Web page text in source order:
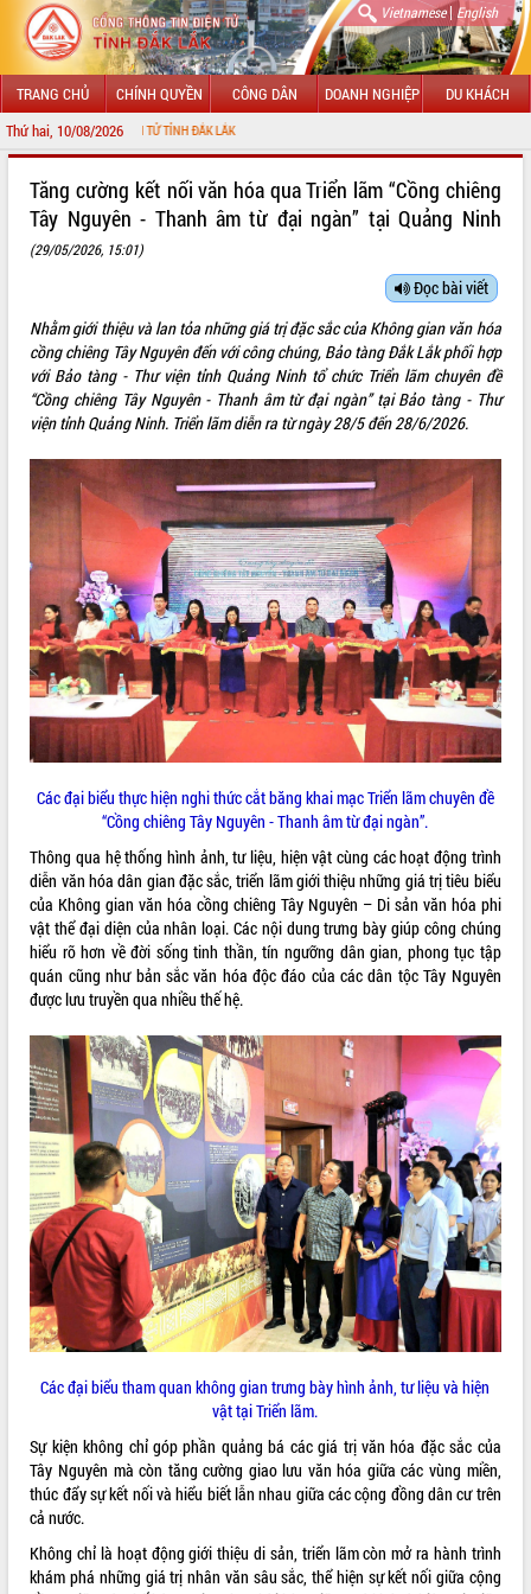
Vietnamese| English
TRANG CHỦ CHÍNH QUYỀN CÔNG DÂN DOANH NGHIỆP DU KHÁCH
Thứ hai, 10/08/2026
TIN ĐIỆN TỬ TỈNH ĐẮK LẮK
LÃNH ĐẠO UBND TỈNH
SỞ, BAN, NGÀNH
UBND CÁC XÃ, PHƯỜNG
THÔNG TIN CHỈ ĐẠO ĐIỀU HÀNH
HỆ THỐNG VĂN BẢN
VĂN BẢN HĐND TỈNH
ĐIỂM TIN VĂN BẢN
QUY HOẠCH - KẾ HOẠCH
VIDEO
Trailer Lễ hội Sầu riêng Đắk Lắk năm
2026
Khám bệnh, cấp phát thuốc miễn phí
và tặng quà người dân xã Cư Pui
Hội nghị UBND tỉnh Đắk Lắk thường kỳ
tháng 7/2026
Lễ truy tặng danh hiệu “Bà Mẹ Việt
Nam Anh hùng” và trao Huân chương
UBND tỉnh Đắk Lắk triển khai nhiệm
ALBUM ẢNH
Tăng cường kết nối văn hóa qua Triển lãm “Cồng chiêng
Tây Nguyên - Thanh âm từ đại ngàn” tại Quảng Ninh
(29/05/2026, 15:01)
Đọc bài viết
Nhằm giới thiệu và lan tỏa những giá trị đặc sắc của Không gian văn hóa
cồng chiêng Tây Nguyên đến với công chúng, Bảo tàng Đắk Lắk phối hợp
với Bảo tàng - Thư viện tỉnh Quảng Ninh tổ chức Triển lãm chuyên đề
“Cồng chiêng Tây Nguyên - Thanh âm từ đại ngàn” tại Bảo tàng - Thư
viện tỉnh Quảng Ninh. Triển lãm diễn ra từ ngày 28/5 đến 28/6/2026.
Các đại biểu thực hiện nghi thức cắt băng khai mạc Triển lãm chuyên đề
“Cồng chiêng Tây Nguyên - Thanh âm từ đại ngàn”.
Thông qua hệ thống hình ảnh, tư liệu, hiện vật cùng các hoạt động trình
diễn văn hóa dân gian đặc sắc, triển lãm giới thiệu những giá trị tiêu biểu
của Không gian văn hóa cồng chiêng Tây Nguyên – Di sản văn hóa phi
vật thể đại diện của nhân loại. Các nội dung trưng bày giúp công chúng
hiểu rõ hơn về đời sống tinh thần, tín ngưỡng dân gian, phong tục tập
quán cũng như bản sắc văn hóa độc đáo của các dân tộc Tây Nguyên
được lưu truyền qua nhiều thế hệ.
Các đại biểu tham quan không gian trưng bày hình ảnh, tư liệu và hiện
vật tại Triển lãm.
Sự kiện không chỉ góp phần quảng bá các giá trị văn hóa đặc sắc của
Tây Nguyên mà còn tăng cường giao lưu văn hóa giữa các vùng miền,
thúc đẩy sự kết nối và hiểu biết lẫn nhau giữa các cộng đồng dân cư trên
cả nước.
Không chỉ là hoạt động giới thiệu di sản, triển lãm còn mở ra hành trình
khám phá những giá trị nhân văn sâu sắc, thể hiện sự kết nối giữa cộng